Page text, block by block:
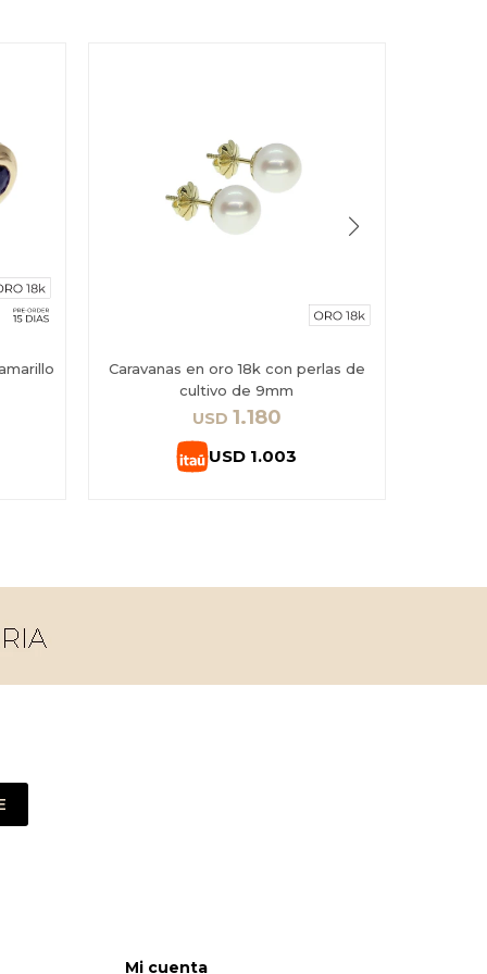
Caravanas en oro 18k con perlas de
cultivo de 9mm
USD 1.180
USD 1.003
Mi cuenta